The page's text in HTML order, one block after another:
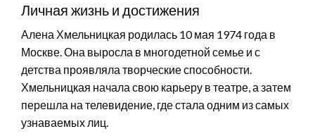
Личная жизнь и достижения
Алена Хмельницкая родилась 10 мая 1974 года в
Москве. Она выросла в многодетной семье и с
детства проявляла творческие способности.
Хмельницкая начала свою карьеру в театре, а затем
перешла на телевидение, где стала одним из самых
узнаваемых лиц.